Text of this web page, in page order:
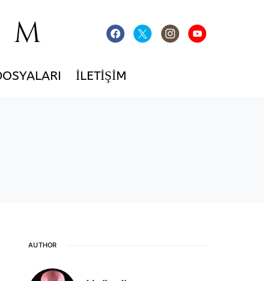
İLETIŞIM
AUTHOR